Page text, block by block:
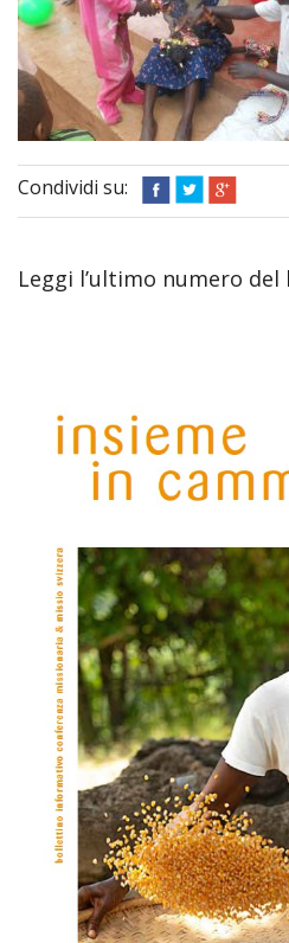
Archivio bollettini
Cose dell’altro mondo
Condividi su:
Leggi l’ultimo numero